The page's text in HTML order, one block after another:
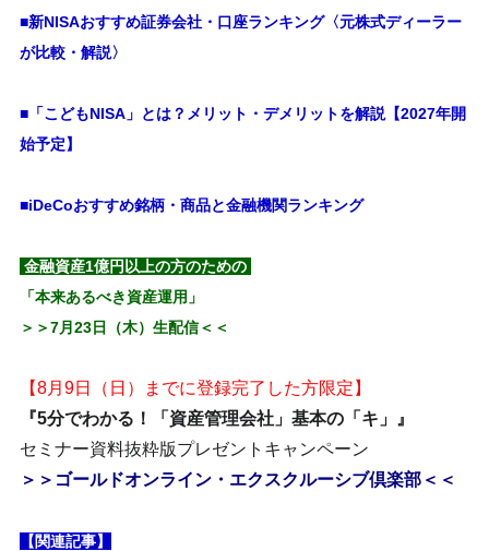
■新NISAおすすめ証券会社・口座ランキング〈元株式ディーラー
が比較・解説〉
■「こどもNISA」とは？メリット・デメリットを解説【2027年開
始予定】
■iDeCoおすすめ銘柄・商品と金融機関ランキング
金融資産1億円以上の方のための
「本来あるべき資産運用」
＞＞7月23日（木）生配信＜＜
【8月9日（日）までに登録完了した方限定】
『5分でわかる！「資産管理会社」基本の「キ」』
セミナー資料抜粋版プレゼントキャンペーン
＞＞ゴールドオンライン・エクスクルーシブ倶楽部＜＜
【関連記事】